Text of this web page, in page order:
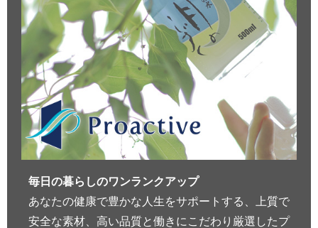
毎日の暮らしのワンランクアップ
あなたの健康で豊かな人生をサポートする、上質で
安全な素材、高い品質と働きにこだわり厳選したプ